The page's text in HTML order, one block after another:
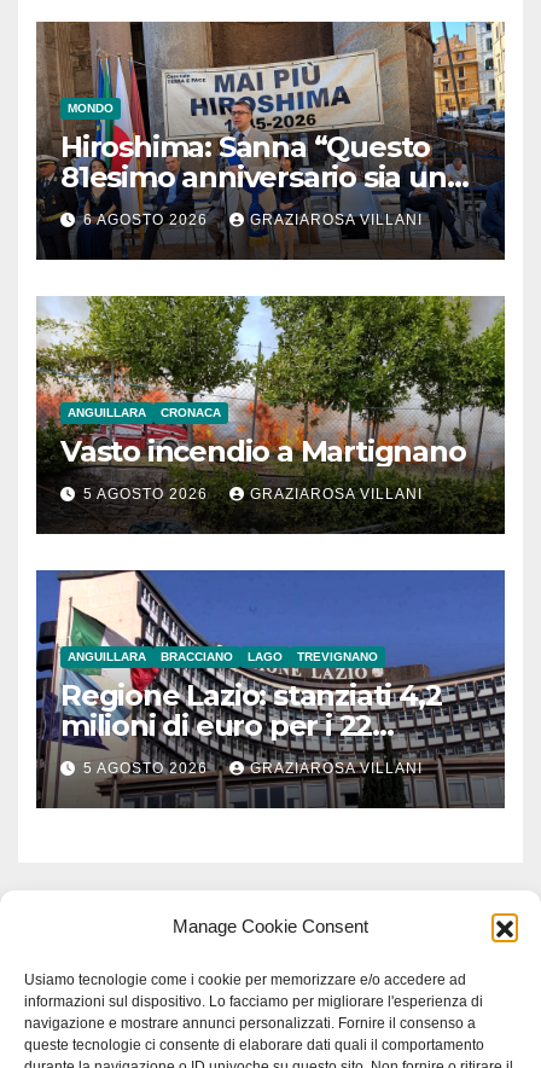
Manage Cookie Consent
Usiamo tecnologie come i cookie per memorizzare e/o accedere ad
informazioni sul dispositivo. Lo facciamo per migliorare l'esperienza di
navigazione e mostrare annunci personalizzati. Fornire il consenso a
queste tecnologie ci consente di elaborare dati quali il comportamento
MONDO
Hiroshima: Sanna “Questo
81esimo anniversario sia un
monito per tutti”
6 AGOSTO 2026 GRAZIAROSA VILLANI
ANGUILLARA CRONACA
Vasto incendio a Martignano
5 AGOSTO 2026 GRAZIAROSA VILLANI
ANGUILLARA BRACCIANO LAGO TREVIGNANO
Regione Lazio: stanziati 4,2
milioni di euro per i 22
Comuni dell’Etruria
Meridionale
5 AGOSTO 2026 GRAZIAROSA VILLANI